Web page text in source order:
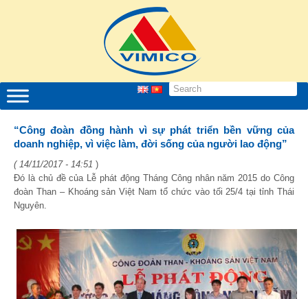
“Công đoàn đồng hành vì sự phát triển bền vững của
doanh nghiệp, vì việc làm, đời sống của người lao động”
( 14/11/2017 - 14:51 )
Đó là chủ đề của Lễ phát động Tháng Công nhân năm 2015 do Công
đoàn Than – Khoáng sản Việt Nam tổ chức vào tối 25/4 tại tỉnh Thái
Nguyên.